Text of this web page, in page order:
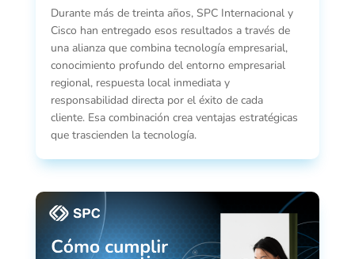
Durante más de treinta años, SPC Internacional y
Cisco han entregado esos resultados a través de
una alianza que combina tecnología empresarial,
conocimiento profundo del entorno empresarial
regional, respuesta local inmediata y
responsabilidad directa por el éxito de cada
cliente. Esa combinación crea ventajas estratégicas
que trascienden la tecnología.